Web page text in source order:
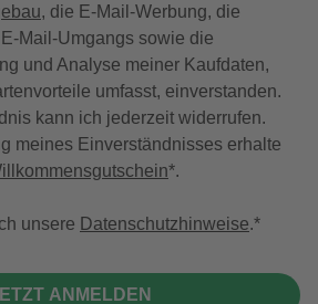
, die E-Mail-Werbung, die
Mail-Umgangs sowie die
und Analyse meiner Kaufdaten,
umfasst, einverstanden.
kann ich jederzeit widerrufen.
meines Einverständnisses erhalte
*.
unsere Datenschutzhinweise.
ANMELDEN